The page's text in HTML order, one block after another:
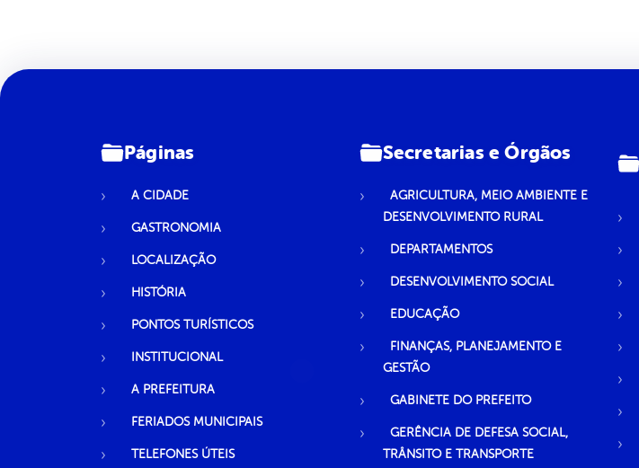
Páginas
A CIDADE
GASTRONOMIA
LOCALIZAÇÃO
HISTÓRIA
PONTOS TURÍSTICOS
INSTITUCIONAL
A PREFEITURA
FERIADOS MUNICIPAIS
TELEFONES ÚTEIS
Secretarias e Órgãos
AGRICULTURA, MEIO AMBIENTE E
DESENVOLVIMENTO RURAL
DEPARTAMENTOS
DESENVOLVIMENTO SOCIAL
EDUCAÇÃO
FINANÇAS, PLANEJAMENTO E
GESTÃO
GABINETE DO PREFEITO
GERÊNCIA DE DEFESA SOCIAL,
TRÂNSITO E TRANSPORTE